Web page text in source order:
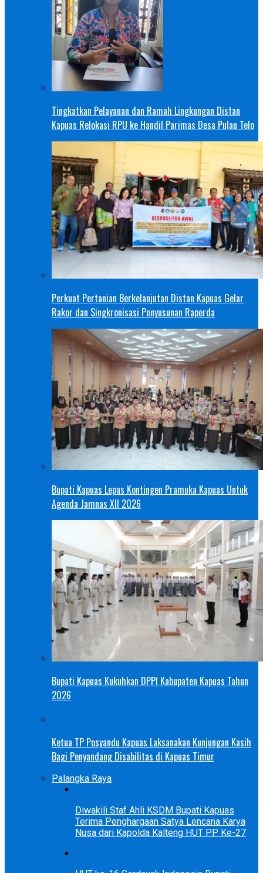
Tingkatkan Pelayanan dan Ramah Lingkungan Distan
Kapuas Relokasi RPU ke Handil Parimas Desa Pulau Telo
Perkuat Pertanian Berkelanjutan Distan Kapuas Gelar
Rakor dan Singkronisasi Penyusunan Raperda
Bupati Kapuas Lepas Kontingen Pramuka Kapuas Untuk
Agenda Jamnas XII 2026
Bupati Kapuas Kukuhkan DPPI Kabupaten Kapuas Tahun
2026
Ketua TP Posyandu Kapuas Laksanakan Kunjungan Kasih
Bagi Penyandang Disabilitas di Kapuas Timur
Palangka Raya
Diwakili Staf Ahli KSDM Bupati Kapuas
Terima Penghargaan Satya Lencana Karya
Nusa dari Kapolda Kalteng HUT PP Ke-27